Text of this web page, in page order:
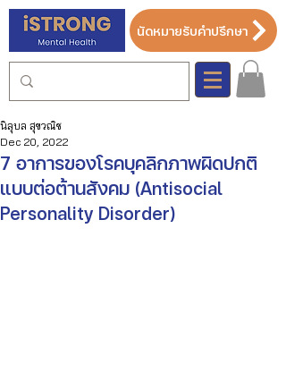
นัดหมายรับคำปรึกษา
7 อาการของโรคบุคลิกภาพผิดปกติ
แบบต่อต้านสังคม (Antisocial
Personality Disorder)
นิลุบล สุขวณิช
Dec 20, 2022